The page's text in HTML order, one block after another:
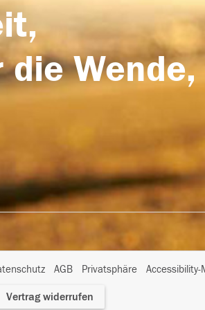
die
AGB Privatsphäre
I
Vertrag widerrufen